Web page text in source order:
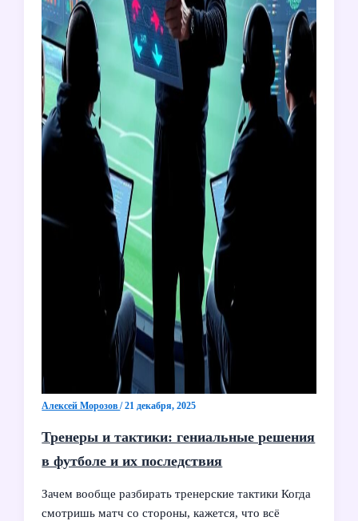
Алексей Морозов/21 декабря, 2025
Тренеры и тактики: гениальные решения
в футболе и их последствия
Зачем вообще разбирать тренерские тактики Когда
смотришь матч со стороны, кажется, что всё